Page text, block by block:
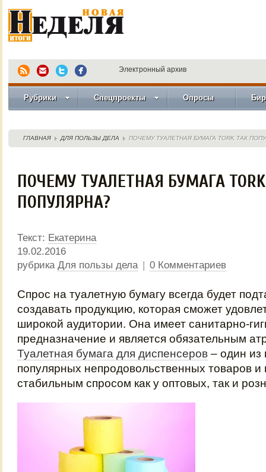
Электронный архив
Рубрики Спецпроекты Опросы
ГЛАВНАЯ ДЛЯ ПОЛЬЗЫ ДЕЛА ПОЧЕМУ ТУАЛЕТНАЯ БУМАГА TORK ТАК
ПОЧЕМУ ТУАЛЕТНАЯ БУМАГА
ПОПУЛЯРНА?
Текст: Екатерина
19.02.2016
рубрика Для пользы дела | 0 Комментариев
Спрос на туалетную бумагу всегда будет
создавать продукцию, которая сможет
широкой аудитории. Она имеет санитарно-
предназначение и является обязательным
Туалетная бумага для диспенсеров – один из
популярных непродовольственных товаров и
стабильным спросом как у оптовых, так и